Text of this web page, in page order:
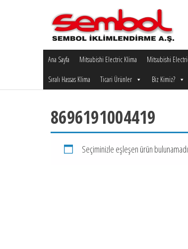
Mitsubishi
Electric
Klima
Yetkili
Satıcı
Bayisi
Mitsubishi
Electric Klima
İklimlendirme
A.Ş.
Ana Sayfa Mitsubishi Electric Klima Mitsubishi
Sıralı Hassas Klima Ticari Ürünler Biz Kimiz?
8696191004419
Seçiminizle eşleşen ürün